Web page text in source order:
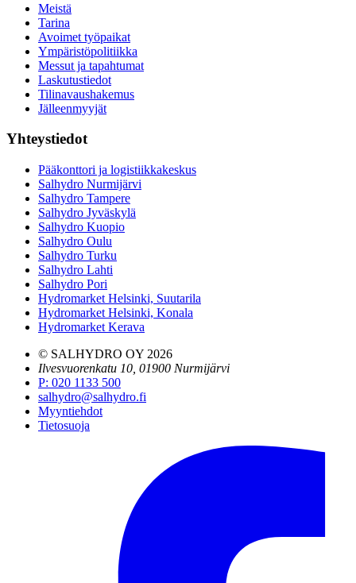
Meistä
Tarina
Avoimet työpaikat
Ympäristöpolitiikka
Messut ja tapahtumat
Laskutustiedot
Tilinavaushakemus
Jälleenmyyjät
Yhteystiedot
Pääkonttori ja logistiikkakeskus
Salhydro Nurmijärvi
Salhydro Tampere
Salhydro Jyväskylä
Salhydro Kuopio
Salhydro Oulu
Salhydro Turku
Salhydro Lahti
Salhydro Pori
Hydromarket Helsinki, Suutarila
Hydromarket Helsinki, Konala
Hydromarket Kerava
© SALHYDRO OY 2026
Ilvesvuorenkatu 10, 01900 Nurmijärvi
P: 020 1133 500
salhydro@salhydro.fi
Myyntiehdot
Tietosuoja